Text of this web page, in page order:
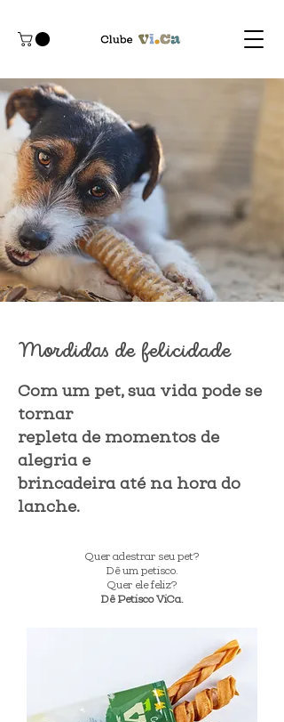
Mordidas de felicidade
Com um pet, sua vida pode se
tornar
repleta de momentos de
alegria e
brincadeira até na hora do
lanche.
Quer adestrar seu pet?
Dê um petisco.
Quer ele feliz?
Dê Petisco ViCa.